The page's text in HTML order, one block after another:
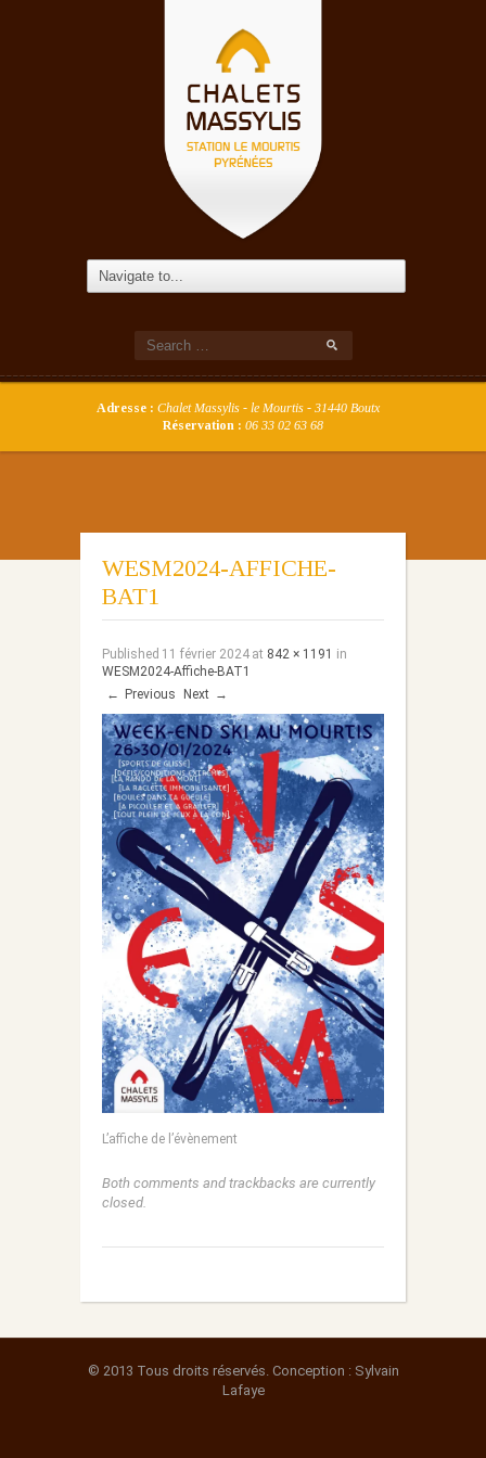
Adresse : Chalet Massylis - le Mourtis - 31440 Boutx
Réservation : 06 33 02 63 68
WESM2024-AFFICHE-
BAT1
Published 11 février 2024 at 842 × 1191 in
WESM2024-Affiche-BAT1
← Previous Next →
L’affiche de l’évènement
Both comments and trackbacks are currently
closed.
© 2013 Tous droits réservés. Conception : Sylvain
Lafaye